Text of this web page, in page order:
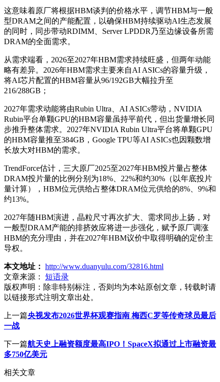
这意味着原厂将根据HBM谈判的价格水平，调节HBM与一般
型DRAM之间的产能配置，以确保HBM持续驱动AI生态发展
的同时，同步带动RDIMM、Server LPDDR乃至边缘设备所需
DRAM的全面需求。
从需求端看，2026至2027年HBM需求持续旺盛，但两年动能
略有差异。2026年HBM需求主要来自AI ASICs的容量升级，
将AI芯片配置的HBM容量从96/192GB大幅拉升至
216/288GB；
2027年需求动能将由Rubin Ultra、AI ASICs带动，NVIDIA
Rubin平台单颗GPU的HBM容量虽持平前代，但出货量增长同
步推升整体需求。2027年NVIDIA Rubin Ultra平台将单颗GPU
的HBM容量推至384GB，Google TPU等AI ASICs也因颗数增
长放大对HBM的需求。
TrendForce估计，三大原厂2025至2027年HBM投片量占整体
DRAM投片量的比例分别为18%、22%和约30%（以年底投片
量计算），HBM位元供给占整体DRAM位元供给的8%、9%和
约13%。
2027年随HBM演进，晶粒尺寸再次扩大、需求同步上扬，对
一般型DRAM产能的排挤效应将进一步强化，赋予原厂调涨
HBM的充分理由，并在2027年HBM议价中取得明确的定价主
导权。
本文地址： http://www.duanyulu.com/32816.html
文章来源：
短语录
版权声明： 除非特别标注，否则均为本站原创文章，转载时请
以链接形式注明文章出处。
上一篇央视发布2026世界杯观赛指南 梅西C罗等传奇球员最后
一战
下一篇航天史上融资额度最高IPO！SpaceX拟通过上市融资最
多750亿美元
相关文章